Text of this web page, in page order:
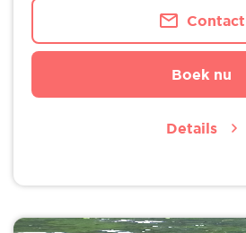
Contact
Boek nu
Details